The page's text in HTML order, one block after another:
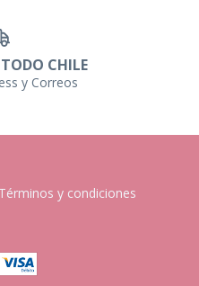
CHILE
y Correos
Términos y condiciones